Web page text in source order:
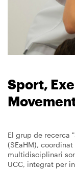
Sport,
El grup de recerca
(SEaHM),
multidisciplinari
UCC, integrat per